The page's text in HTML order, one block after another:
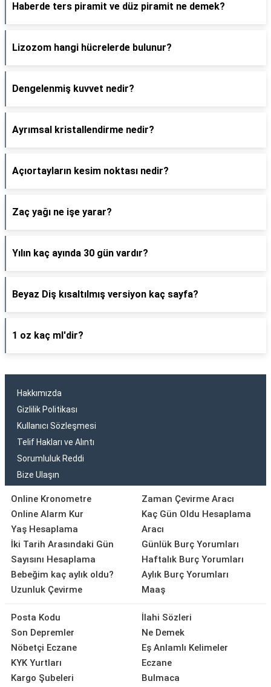
Haberde ters piramit ve düz piramit ne demek?
Lizozom hangi hücrelerde bulunur?
Dengelenmiş kuvvet nedir?
Ayrımsal kristallendirme nedir?
Açıortayların kesim noktası nedir?
Zaç yağı ne işe yarar?
Yılın kaç ayında 30 gün vardır?
Beyaz Diş kısaltılmış versiyon kaç sayfa?
1 oz kaç ml'dir?
Hakkımızda
Gizlilik Politikası
Kullanıcı Sözleşmesi
Telif Hakları ve Alıntı
Sorumluluk Reddi
Bize Ulaşın
Online Kronometre
Online Alarm Kur
Yaş Hesaplama
İki Tarih Arasındaki Gün
Sayısını Hesaplama
Bebeğim kaç aylık oldu?
Uzunluk Çevirme
Zaman Çevirme Aracı
Kaç Gün Oldu Hesaplama
Aracı
Günlük Burç Yorumları
Haftalık Burç Yorumları
Aylık Burç Yorumları
Maaş
Posta Kodu
Son Depremler
Nöbetçi Eczane
KYK Yurtları
Kargo Şubeleri
İlahi Sözleri
Ne Demek
Eş Anlamlı Kelimeler
Eczane
Bulmaca